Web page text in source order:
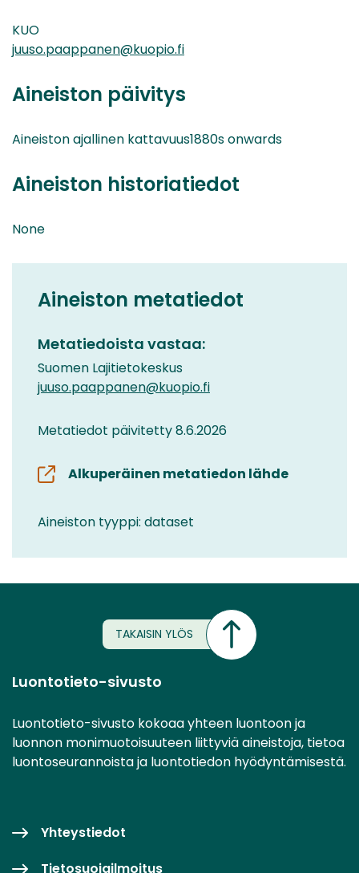
KUO
juuso.paappanen@kuopio.fi
Aineiston päivitys
Aineiston ajallinen kattavuus1880s onwards
Aineiston historiatiedot
None
Aineiston metatiedot
Metatiedoista vastaa:
Suomen Lajitietokeskus
juuso.paappanen@kuopio.fi
Metatiedot päivitetty 8.6.2026
Alkuperäinen metatiedon lähde
Aineiston tyyppi: dataset
TAKAISIN YLÖS
Luontotieto-sivusto
Luontotieto-sivusto kokoaa yhteen luontoon ja
luonnon monimuotoisuuteen liittyviä aineistoja, tietoa
luontoseurannoista ja luontotiedon hyödyntämisestä.
Yhteystiedot
Tietosuojailmoitus